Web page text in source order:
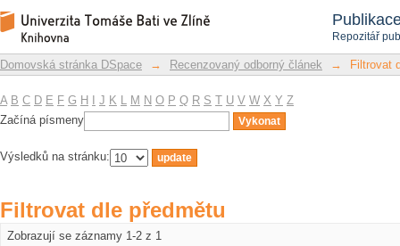
Repozitář
Filtrovat dle předmětu
Repozitář DSpace/Manakin
Domovská stránka DSpace → Recenzovaný odborný článek → Filtrovat
A B C D E F G H J K L M N O P Q R S T U V W X Y Z
Začíná písmeny
Výsledků na stránku:
Filtrovat dle předmětu
Zobrazují se záznamy 1-2 z 1